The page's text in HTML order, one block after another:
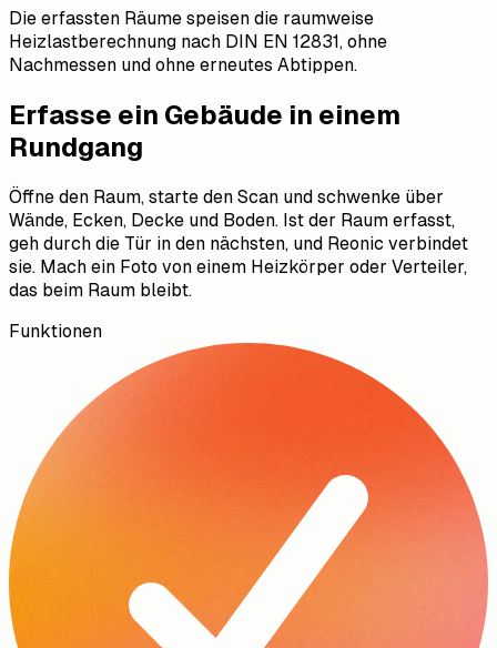
Die erfassten Räume speisen die raumweise
Heizlastberechnung nach DIN EN 12831, ohne
Nachmessen und ohne erneutes Abtippen.
Erfasse ein Gebäude in einem
Rundgang
Öffne den Raum, starte den Scan und schwenke über
Wände, Ecken, Decke und Boden. Ist der Raum erfasst,
geh durch die Tür in den nächsten, und Reonic verbindet
sie. Mach ein Foto von einem Heizkörper oder Verteiler,
das beim Raum bleibt.
Funktionen